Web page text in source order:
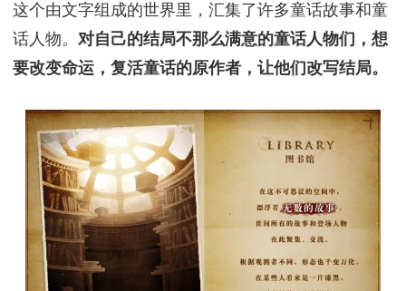
这个由文字组成的世界里，汇集了许多童话故事和童
话人物。 对自己的结局不那么满意的童话人物们，想
要改变命运，复活童话的原作者，让他们改写结局。